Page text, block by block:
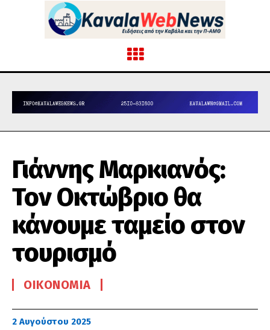
Γιάννης Μαρκιανός:
Τον Οκτώβριο θα
κάνουμε ταμείο στον
τουρισμό
ΟΙΚΟΝΟΜΊΑ
2 Αυγούστου 2025